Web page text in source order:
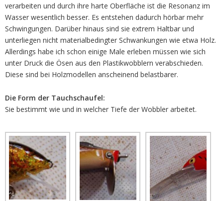
verarbeiten und durch ihre harte Oberfläche ist die Resonanz im
Wasser wesentlich besser. Es entstehen dadurch hörbar mehr
Schwingungen. Darüber hinaus sind sie extrem Haltbar und
unterliegen nicht materialbedingter Schwankungen wie etwa Holz.
Allerdings habe ich schon einige Male erleben müssen wie sich
unter Druck die Ösen aus den Plastikwobblern verabschieden.
Diese sind bei Holzmodellen anscheinend belastbarer.
Die Form der Tauchschaufel:
Sie bestimmt wie und in welcher Tiefe der Wobbler arbeitet.